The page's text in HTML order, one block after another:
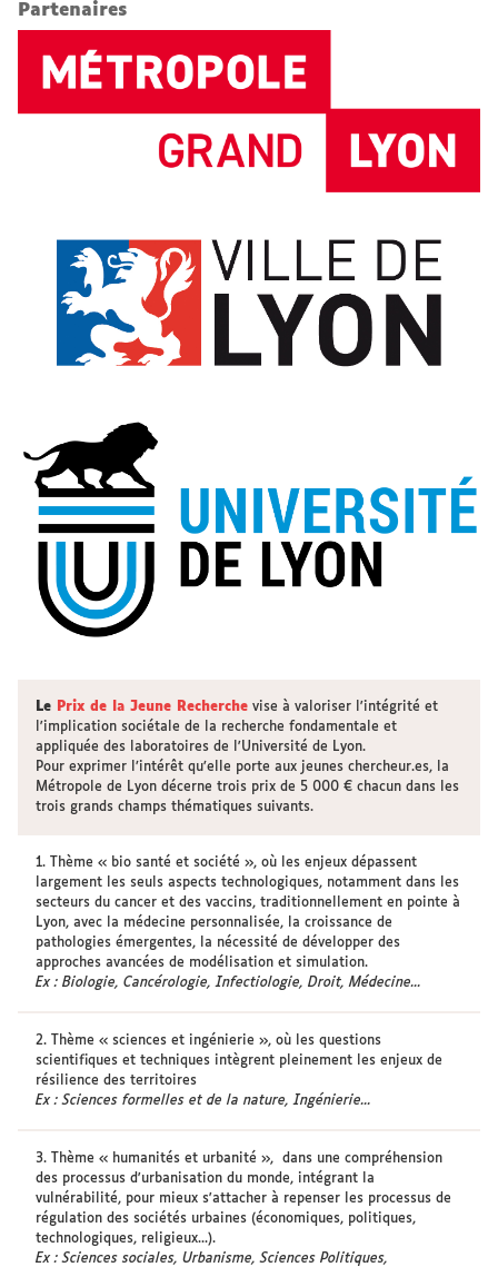
Partenaires
Le Prix de la Jeune Recherche vise à valoriser l'intégrité et
l'implication sociétale de la recherche fondamentale et
appliquée des laboratoires de l'Université de Lyon.
Pour exprimer l’intérêt qu’elle porte aux jeunes chercheur.es, la
Métropole de Lyon décerne trois prix de 5 000 € chacun dans les
trois grands champs thématiques suivants.
1. Thème « bio santé et société », où les enjeux dépassent
largement les seuls aspects technologiques, notamment dans les
secteurs du cancer et des vaccins, traditionnellement en pointe à
Lyon, avec la médecine personnalisée, la croissance de
pathologies émergentes, la nécessité de développer des
approches avancées de modélisation et simulation.
Ex : Biologie, Cancérologie, Infectiologie, Droit, Médecine...
2. Thème « sciences et ingénierie », où les questions
scientifiques et techniques intègrent pleinement les enjeux de
résilience des territoires
Ex : Sciences formelles et de la nature, Ingénierie...
3. Thème « humanités et urbanité », dans une compréhension
des processus d'urbanisation du monde, intégrant la
vulnérabilité, pour mieux s'attacher à repenser les processus de
régulation des sociétés urbaines (économiques, politiques,
technologiques, religieux...).
Ex : Sciences sociales, Urbanisme, Sciences Politiques,